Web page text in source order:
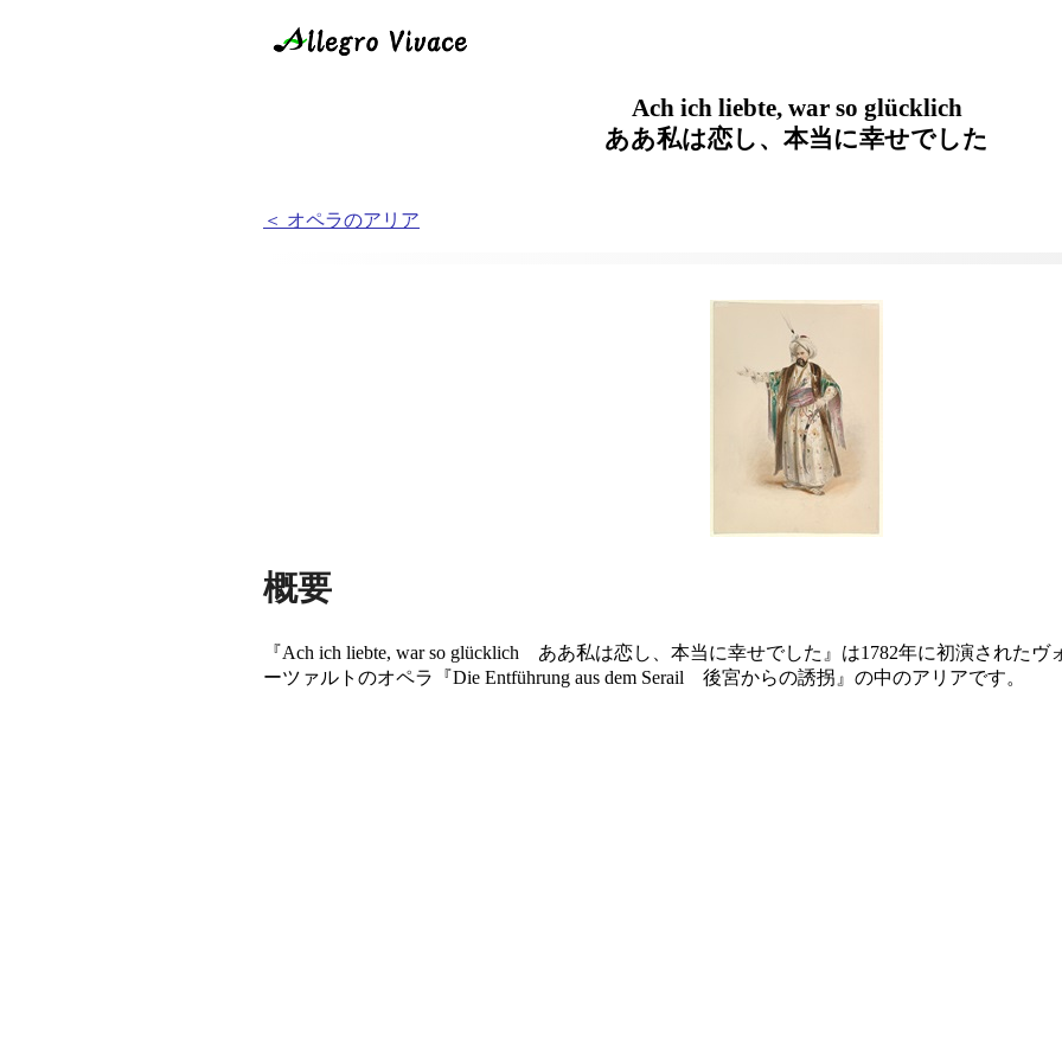
Ach ich liebte, war so glücklich
ああ私は恋し、本当に幸せでした
＜ オペラのアリア
概要
『Ach ich liebte, war so glücklich ああ私は恋し、本当に幸せでした』は1782年に初演された
ーツァルトのオペラ『Die Entführung aus dem Serail 後宮からの誘拐』の中のアリアです。